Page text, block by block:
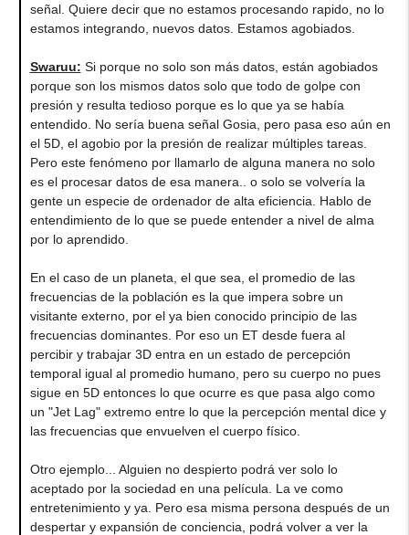
señal. Quiere decir que no estamos procesando rapido, no lo
estamos integrando, nuevos datos. Estamos agobiados.
Swaruu: Si porque no solo son más datos, están agobiados
porque son los mismos datos solo que todo de golpe con
presión y resulta tedioso porque es lo que ya se había
entendido. No sería buena señal Gosia, pero pasa eso aún en
el 5D, el agobio por la presión de realizar múltiples tareas.
Pero este fenómeno por llamarlo de alguna manera no solo
es el procesar datos de esa manera.. o solo se volvería la
gente un especie de ordenador de alta eficiencia. Hablo de
entendimiento de lo que se puede entender a nivel de alma
por lo aprendido.
En el caso de un planeta, el que sea, el promedio de las
frecuencias de la población es la que impera sobre un
visitante externo, por el ya bien conocido principio de las
frecuencias dominantes. Por eso un ET desde fuera al
percibir y trabajar 3D entra en un estado de percepción
temporal igual al promedio humano, pero su cuerpo no pues
sigue en 5D entonces lo que ocurre es que pasa algo como
un "Jet Lag" extremo entre lo que la percepción mental dice y
las frecuencias que envuelven el cuerpo físico.
Otro ejemplo... Alguien no despierto podrá ver solo lo
aceptado por la sociedad en una película. La ve como
entretenimiento y ya. Pero esa misma persona después de un
despertar y expansión de conciencia, podrá volver a ver la